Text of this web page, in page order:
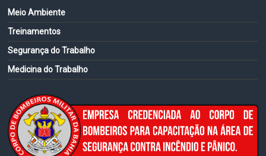
Meio Ambiente
Treinamentos
Segurança do Trabalho
Medicina do Trabalho